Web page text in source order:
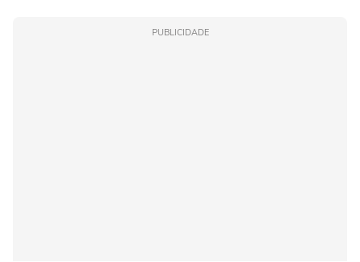
PUBLICIDADE